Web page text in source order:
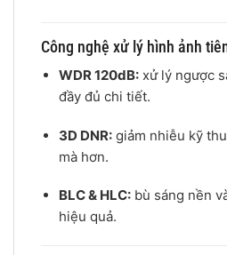
Công nghệ xử lý hình ảnh
WDR 120dB:xử lý ngược
đầy đủ chi tiết.
3D DNR:giảm nhiễu kỹ
mà hơn.
BLC & HLC:bù sáng nền
hiệu quả.